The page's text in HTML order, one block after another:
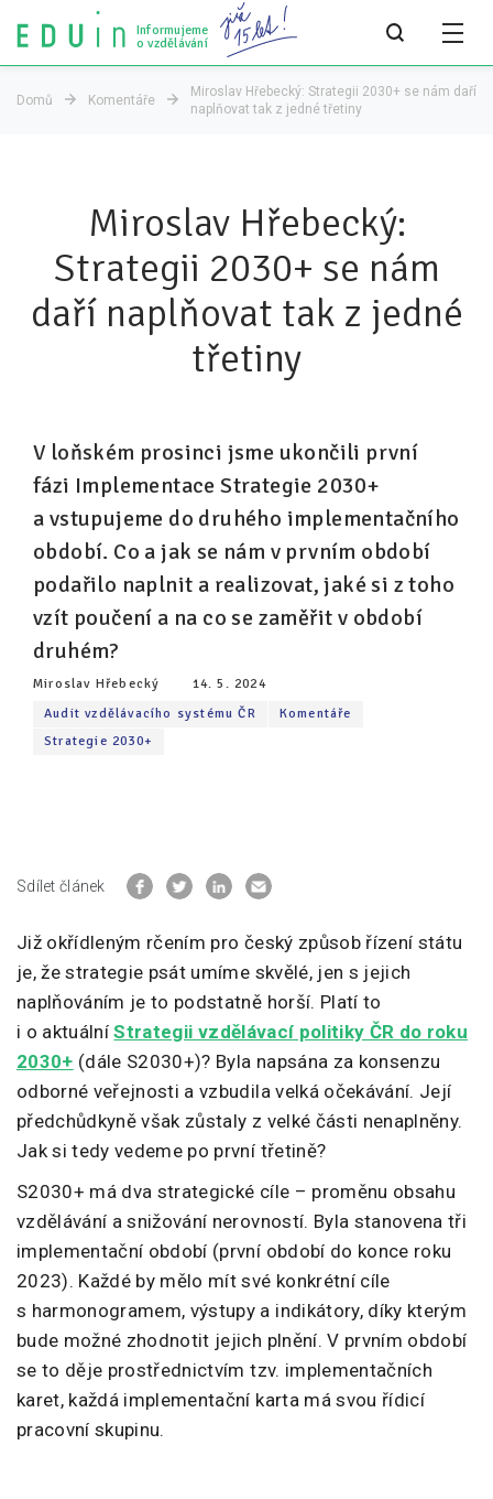
Informujeme
o vzdělávání
Týdeník bEDUin
Analýzy
Audit vzdělávacího systému
Tiskové zprávy
Pro média
Pro zřizovatele
Konference Lepší škola
Kápézetka - průvodce pro zřizovatele
Klub zřizovatelů
O nás
Domů Komentáře
Miroslav Hřebecký: Strategii 2030+ se nám daří
naplňovat tak z jedné třetiny
Miroslav Hřebecký:
Strategii 2030+ se nám
daří naplňovat tak z jedné
třetiny
V loňském prosinci jsme ukončili první
fázi Implementace Strategie 2030+
a vstupujeme do druhého implementačního
období. Co a jak se nám v prvním období
podařilo naplnit a realizovat, jaké si z toho
vzít poučení a na co se zaměřit v období
druhém?
Miroslav Hřebecký
14. 5. 2024
Audit vzdělávacího systému ČR
Komentáře
Strategie 2030+
Sdílet článek
Již okřídleným rčením pro český způsob řízení státu
je, že strategie psát umíme skvělé, jen s jejich
naplňováním je to podstatně horší. Platí to
i o aktuálníStrategii vzdělávací politiky ČR do roku
2030+ (dále S2030+)? Byla napsána za konsenzu
odborné veřejnosti a vzbudila velká očekávání. Její
předchůdkyně však zůstaly z velké části nenaplněny.
Jak si tedy vedeme po první třetině?
S2030+ má dva strategické cíle – proměnu obsahu
vzdělávání a snižování nerovností. Byla stanovena tři
implementační období (první období do konce roku
2023). Každé by mělo mít své konkrétní cíle
s harmonogramem, výstupy a indikátory, díky kterým
bude možné zhodnotit jejich plnění. V prvním období
se to děje prostřednictvím tzv. implementačních
karet, každá implementační karta má svou řídicí
pracovní skupinu.